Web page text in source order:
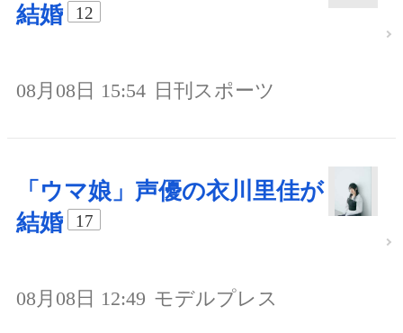
結婚
12
08月08日 15:54 日刊スポーツ
「ウマ娘」声優の衣川里佳が
結婚
17
08月08日 12:49 モデルプレス